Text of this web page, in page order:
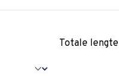
Totale lengte